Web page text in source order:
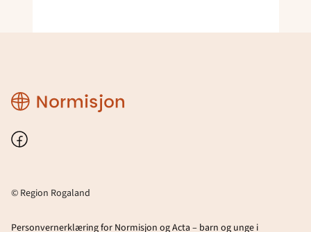
Region
Rogaland
Facebook
© Region Rogaland
Personvernerklæring for Normisjon og Acta – barn og unge i